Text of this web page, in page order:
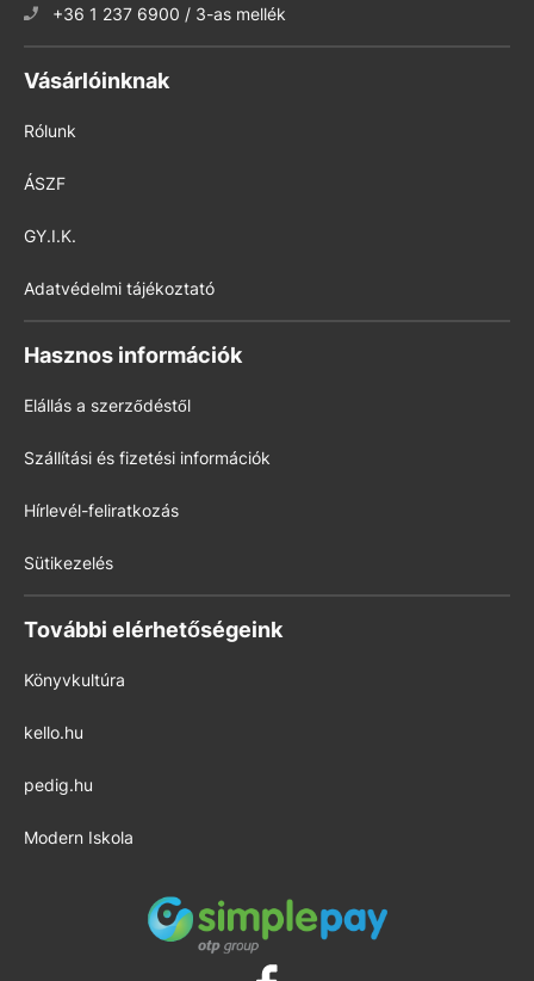
+36 1 237 6900 / 3-as mellék
Vásárlóinknak
Rólunk
ÁSZF
GY.I.K.
Adatvédelmi tájékoztató
Hasznos információk
Elállás a szerződéstől
Szállítási és fizetési információk
Hírlevél-feliratkozás
Sütikezelés
További elérhetőségeink
Könyvkultúra
kello.hu
pedig.hu
Modern Iskola